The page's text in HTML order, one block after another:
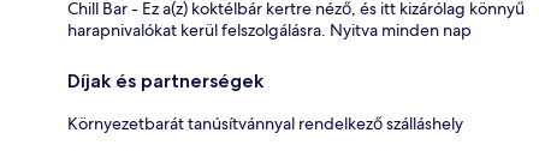
Chill Bar - Ez a(z) koktélbár kertre néző, és itt kizárólag könnyű
harapnivalókat kerül felszolgálásra. Nyitva minden nap
Díjak és partnerségek
Környezetbarát tanúsítvánnyal rendelkező szálláshely